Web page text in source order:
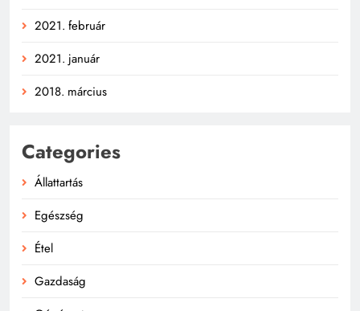
2021. február
2021. január
2018. március
Categories
Állattartás
Egészség
Étel
Gazdaság